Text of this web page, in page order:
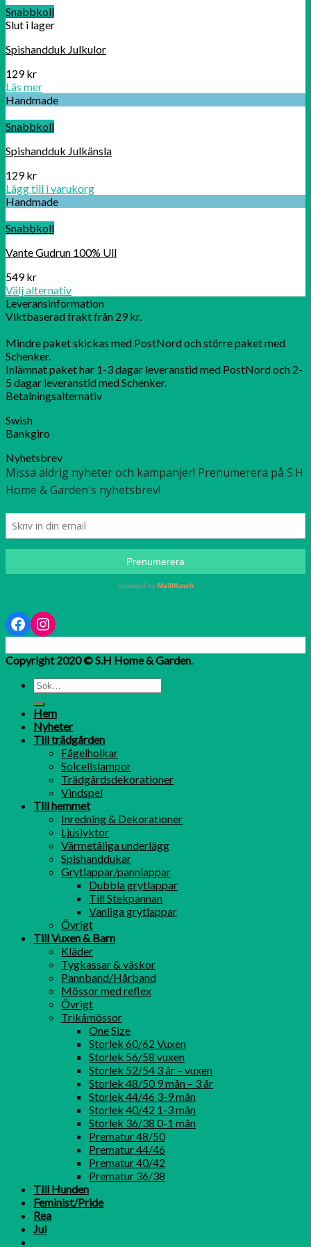
99 kr.
Snabbkoll
Slut i lager
Spishandduk Julkulor
129kr
Läs mer
Handmade
Snabbkoll
Spishandduk Julkänsla
129kr
Lägg till i varukorg
Handmade
Snabbkoll
Vante Gudrun 100% Ull
549kr
Välj alternativ
Leveransinformation
Viktbaserad frakt från 29 kr.
Mindre paket skickas med PostNord och större paket med
Schenker.
Inlämnat paket har 1-3 dagar leveranstid med PostNord och 2-
5 dagar leveranstid med Schenker.
Betalningsalternativ
Swish
Bankgiro
Nyhetsbrev
Facebook
Instagram
Copyright 2020 © S.H Home & Garden.
Hem
Nyheter
Till trädgården
Fågelholkar
Solcellslampor
Trädgårdsdekorationer
Vindspel
Till hemmet
Inredning & Dekorationer
Ljuslyktor
Värmetåliga underlägg
Spishanddukar
Grytlappar/pannlappar
Dubbla grytlappar
Till Stekpannan
Vanliga grytlappar
Övrigt
Till Vuxen & Barn
Kläder
Tygkassar & väskor
Pannband/Hårband
Mössor med reflex
Övrigt
Trikåmössor
One Size
Storlek 60/62 Vuxen
Storlek 56/58 vuxen
Storlek 52/54 3 år – vuxen
Storlek 48/50 9 mån – 3 år
Storlek 44/46 3-9 mån
Storlek 40/42 1-3 mån
Storlek 36/38 0-1 mån
Prematur 48/50
Prematur 44/46
Prematur 40/42
Prematur 36/38
Till Hunden
Feminist/Pride
Rea
Jul